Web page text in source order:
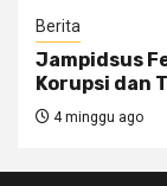
Berita
Jampidsus
Korupsi dan
4 minggu ago